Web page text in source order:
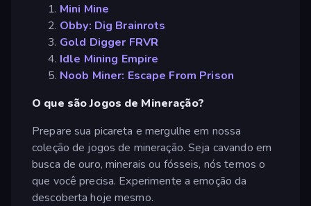
Mini Mine
Obby: Dig Brainrots
Gold Digger FRVR
Idle Mining Empire
Noob Miner: Escape From Prison
O que são Jogos de Mineração?
Prepare sua picareta e mergulhe em nossa
coleção de jogos de mineração. Seja cavando em
busca de ouro, minerais ou fósseis, nós temos o
que você precisa. Experimente a emoção da
descoberta hoje mesmo.